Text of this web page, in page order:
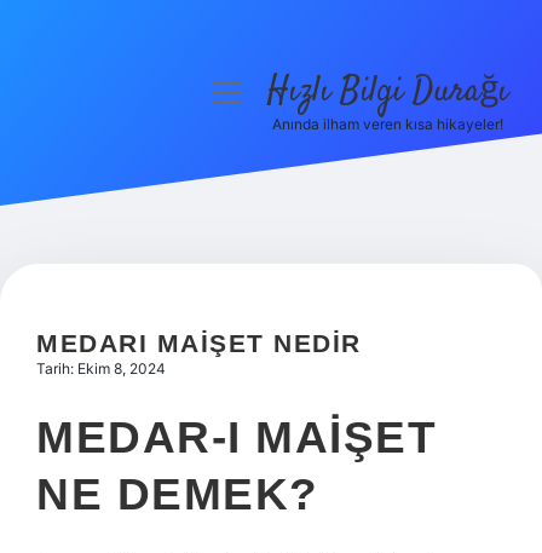
Hakkımızda
menüyüHızlı Bilgi Durağı
Anında ilham veren kısa hikayeler!
MEDARI MAIŞET NEDIR
Tarih: Ekim 8, 2024
MEDAR-I MAIŞET
NE DEMEK?